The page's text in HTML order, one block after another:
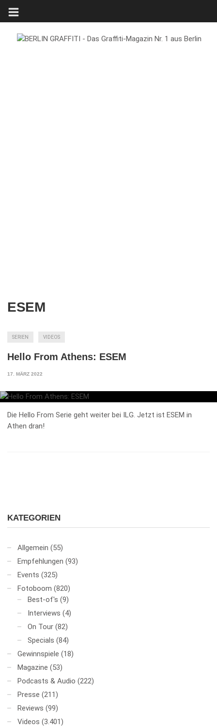
ESEM
SERIEN VIDEOS
Hello From Athens: ESEM
17. MÄRZ 2022
Die Hello From Serie geht weiter bei ILG. Jetzt ist ESEM in
Athen dran!
KATEGORIEN
Allgemein (55)
Empfehlungen (93)
Events (325)
Fotoboom (820)
Best-of's (9)
Interviews (4)
On Tour (82)
Specials (84)
Gewinnspiele (18)
Magazine (53)
Podcasts & Audio (222)
Presse (211)
Reviews (99)
Videos (3.401)